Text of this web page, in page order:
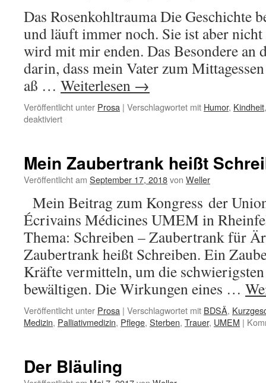
Das Rosenkohltrauma Die Geschichte
und läuft immer noch. Sie ist aber
wird mit mir enden. Das Besondere an
darin, dass mein Vater zum
aß … Weiterlesen →
Veröffentlicht unter Prosa | Verschlagwortet mit Humor, Kindheit
deaktiviertfür
Mein Zaubertrank heißt
Veröffentlicht am September 17, 2018von Weller
Mein Beitrag zum Kongress der
Écrivains Médicines UMEM in
Thema: Schreiben – Zaubertrank für
Zaubertrank heißt Schreiben. Ein
Kräfte vermitteln, um die
bewältigen. Die Wirkungen eines …
Veröffentlicht unter Prosa | Verschlagwortet mit BDSÄ,
Medizin, Palliativmedizin, Pflege, Sterben, Trauer, UMEM |
Der Bläuling